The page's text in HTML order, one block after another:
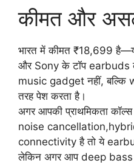
कीमत और
भारत में कीमत ₹18,699
और Sony के टॉप earbuds
music gadget नहीं,
तरह पेश करता है।
अगर आपकी प्राथमिकता
noise
connectivity है तो ये
लेकिन अगर आप deep